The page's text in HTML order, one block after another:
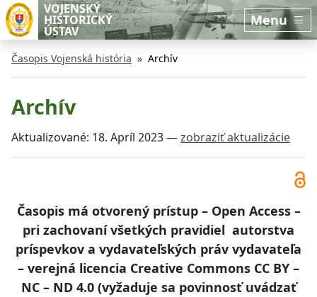
Preskočiť na hlavný obsah
Preskočiť na bočnú lištu
VOJENSKÝ
HISTORICKÝ
ÚSTAV
Menu
Časopis Vojenská história Archív
Archív
Aktualizované: 18. Apríl 2023—zobraziť aktualizácie
Časopis má otvorený prístup – Open Access –
pri zachovaní všetkých pravidiel autorstva
príspevkov a vydavateľských práv vydavateľa
– verejná licencia Creative Commons CC BY –
NC – ND 4.0 (vyžaduje sa povinnosť uvádzať